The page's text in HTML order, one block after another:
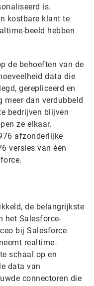
is.
kostbare klant te
beeld hebben
de behoeften van de
data die
gerepliceerd en
meer dan verdubbeld
bedrijven blijven
ze elkaar.
afzonderlijke
versies van één
de belangrijkste
het Salesforce-
bij Salesforce
realtime-
schaal op en
data van
connectoren die